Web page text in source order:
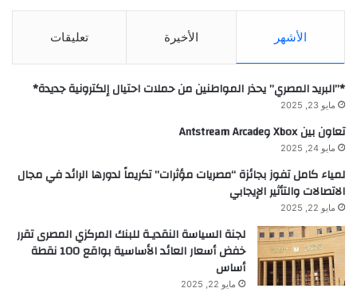
الأشهر الأخيرة تعليقات
*”البريد المصري” يحذر المواطنين من حملات احتيال إلكترونية جديدة*
مايو 23, 2025
تعاون بين Xbox وAntstream Arcade
مايو 24, 2025
لمياء كامل تفوز بجائزة “مصريات مؤثرات” تكريماً لدورها الرائد في مجال
الاتصالات والتأثير الإيجابي
مايو 22, 2025
لجنة السياسة النقديـة للبنك المركزي المصرى تقرر
خفض أسعار العائد الأساسية بواقع 100 نقطة
أساس
مايو 22, 2025